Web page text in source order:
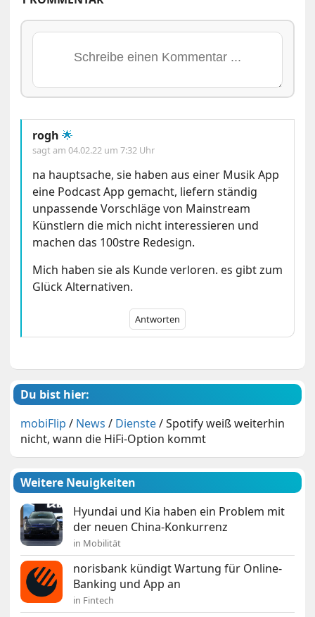
rogh 🌟
sagt am04.02.22 um 7:32 Uhr
na hauptsache, sie haben aus einer Musik App
eine Podcast App gemacht, liefern ständig
unpassende Vorschläge von Mainstream
Künstlern die mich nicht interessieren und
machen das 100stre Redesign.
Mich haben sie als Kunde verloren. es gibt zum
Glück Alternativen.
Antworten
Du bist hier:
mobiFlip / News / Dienste/Spotify weiß weiterhin
nicht, wann die HiFi-Option kommt
Weitere Neuigkeiten
Hyundai und Kia haben ein Problem mit
der neuen China-Konkurrenz
in Mobilität
norisbank kündigt Wartung für Online-
Banking und App an
in Fintech